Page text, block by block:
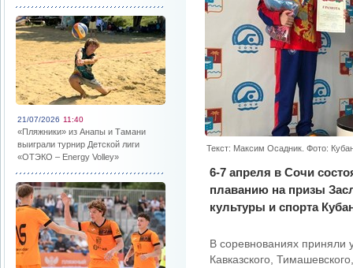
21/07/2026 11:40
«Пляжники» из Анапы и Тамани
выиграли турнир Детской лиги
«ОТЭКО – Energy Volley»
Текст: Максим Осадник. Фото:
6-7 апреля в Сочи
плаванию на призы
культуры и спорта
В соревнованиях приняли
Кавказского,